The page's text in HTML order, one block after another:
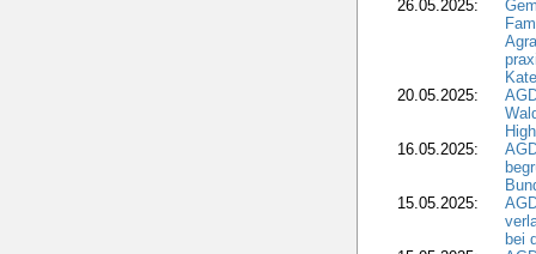
26.05.2025:
20.05.2025:
16.05.2025:
15.05.2025:
bei